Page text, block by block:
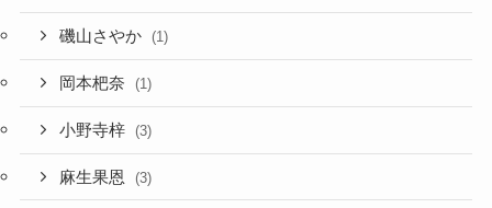
磯山さやか (1)
岡本杷奈 (1)
小野寺梓 (3)
麻生果恩 (3)